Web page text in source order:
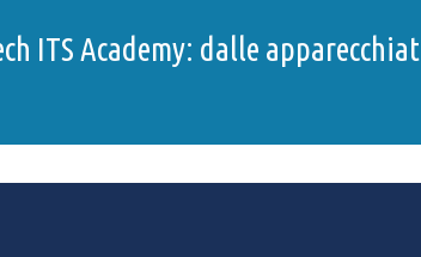
ITS Academy: dalle